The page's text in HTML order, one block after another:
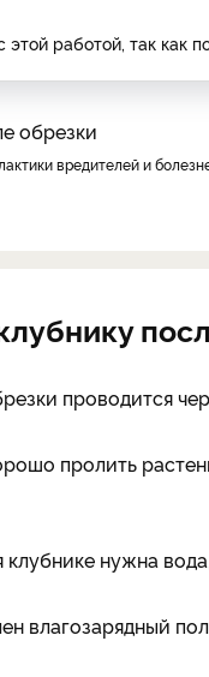
этой работой, так как
вредителей и
проводится
пролить
нужна
влагозарядный